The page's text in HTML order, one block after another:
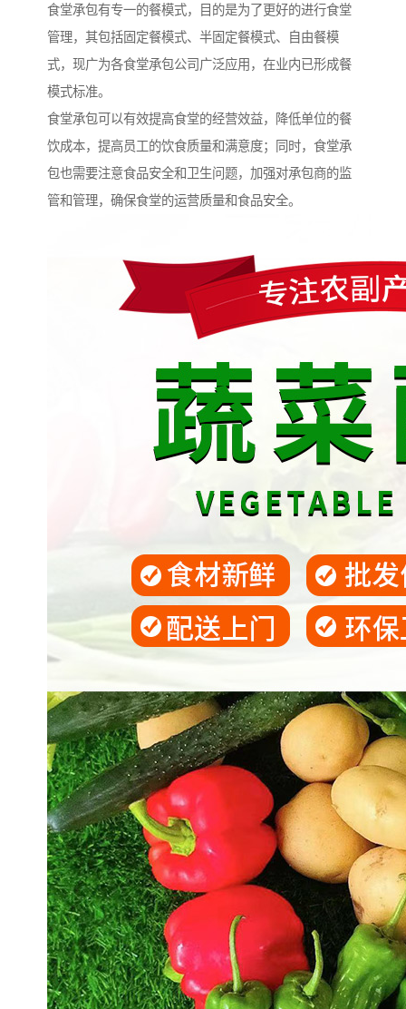
食堂承包有专一的餐模式，目的是为了更好的进行食堂
管理，其包括固定餐模式、半固定餐模式、自由餐模
式，现广为各食堂承包公司广泛应用，在业内已形成餐
模式标准。
食堂承包可以有效提高食堂的经营效益，降低单位的餐
饮成本，提高员工的饮食质量和满意度；同时，食堂承
包也需要注意食品安全和卫生问题，加强对承包商的监
管和管理，确保食堂的运营质量和食品安全。